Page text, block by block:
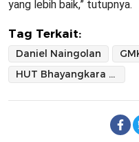
yang lebih baik,” tutupnya.
Tag Terkait:
Daniel Naingolan
HUT Bhayangkara ke-79